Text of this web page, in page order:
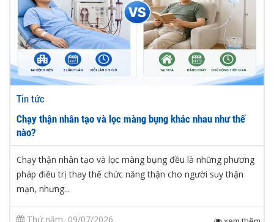
Tin tức
Chạy thận nhân tạo và lọc màng bụng khác nhau như thế
nào?
Chạy thận nhân tạo và lọc màng bụng đều là những phương
pháp điều trị thay thế chức năng thận cho người suy thận
mạn, nhưng...
Thứ năm, 09/07/2026